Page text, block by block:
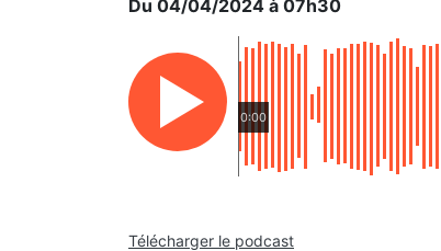
Du 04/04/2024 à 07h30
0:00
Télécharger le podcast